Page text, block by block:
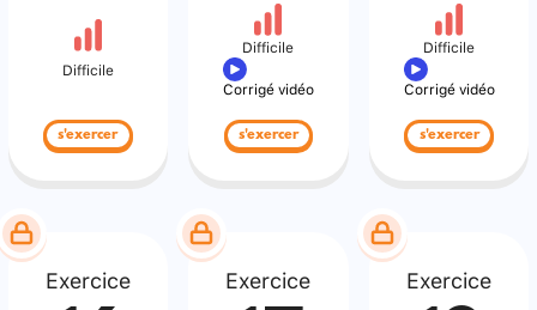
Difficile
s'exercer
Difficile
Corrigé vidéo
s'exercer
Difficile
Corrigé vidéo
s'exercer
Exercice Exercice Exercice